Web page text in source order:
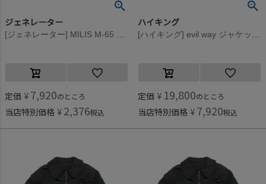
ジェネレーター
[ジェネレーター] MILIS M-65 ショートJK カーキ(KH)
定価 ¥ 7,920のところ
当店特別価格 ¥ 2,376税込
ハイキング
[ハイキング] evil way ジャケット カーキ
定価 ¥ 19,800のところ
当店特別価格 ¥ 7,920税込